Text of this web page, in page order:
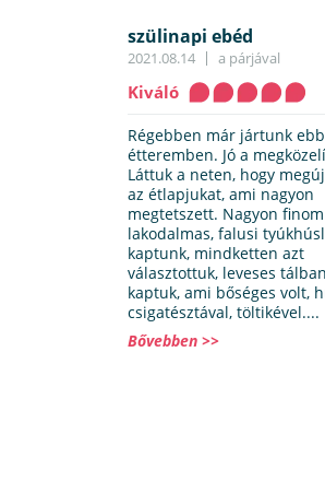
szülinapi ebéd
2021.08.14 a párjával
Kiváló
Régebben már jártunk
étteremben. Jó a
Láttuk a neten, hogy
az étlapjukat, ami nagyon
megtetszett. Nagyon finom
lakodalmas, falusi
kaptunk, mindketten azt
választottuk, leveses tálban
kaptuk, ami bőséges volt,
csigatésztával, töltikével....
Bővebben >>